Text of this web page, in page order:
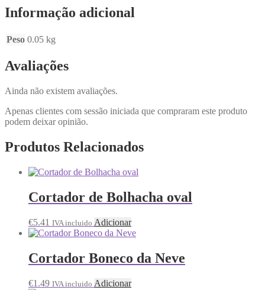
Informação adicional
Peso 0.05 kg
Avaliações
Ainda não existem avaliações.
Apenas clientes com sessão iniciada que compraram este produto
podem deixar opinião.
Produtos Relacionados
Cortador de Bolhacha oval
€5.41 IVA incluido Adicionar
Cortador Boneco da Neve
€1.49 IVA incluido Adicionar